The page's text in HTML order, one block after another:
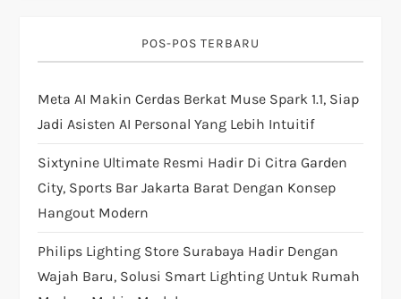
i
o
n
POS-POS TERBARU
Meta AI Makin Cerdas Berkat Muse Spark 1.1, Siap
Jadi Asisten AI Personal Yang Lebih Intuitif
Sixtynine Ultimate Resmi Hadir Di Citra Garden
City, Sports Bar Jakarta Barat Dengan Konsep
Hangout Modern
Philips Lighting Store Surabaya Hadir Dengan
Wajah Baru, Solusi Smart Lighting Untuk Rumah